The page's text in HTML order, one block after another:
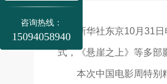
新华社东京10月31
式，《悬崖之上》等多部
本次中国电影周特别
咨询热线：
15094058940